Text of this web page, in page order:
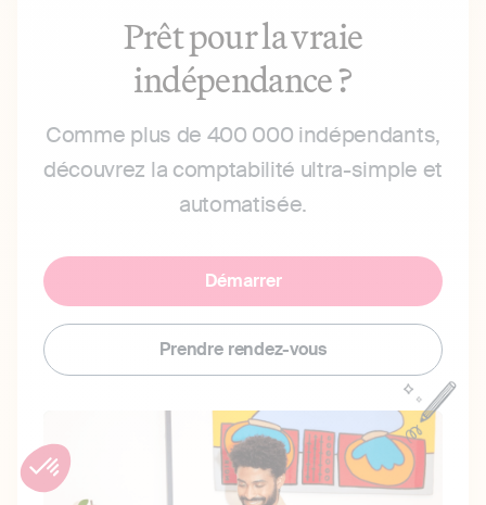
Prêt pour la vraie
indépendance ?
Comme plus de 400 000 indépendants,
découvrez la comptabilité ultra-simple et
automatisée.
Démarrer
Prendre rendez-vous